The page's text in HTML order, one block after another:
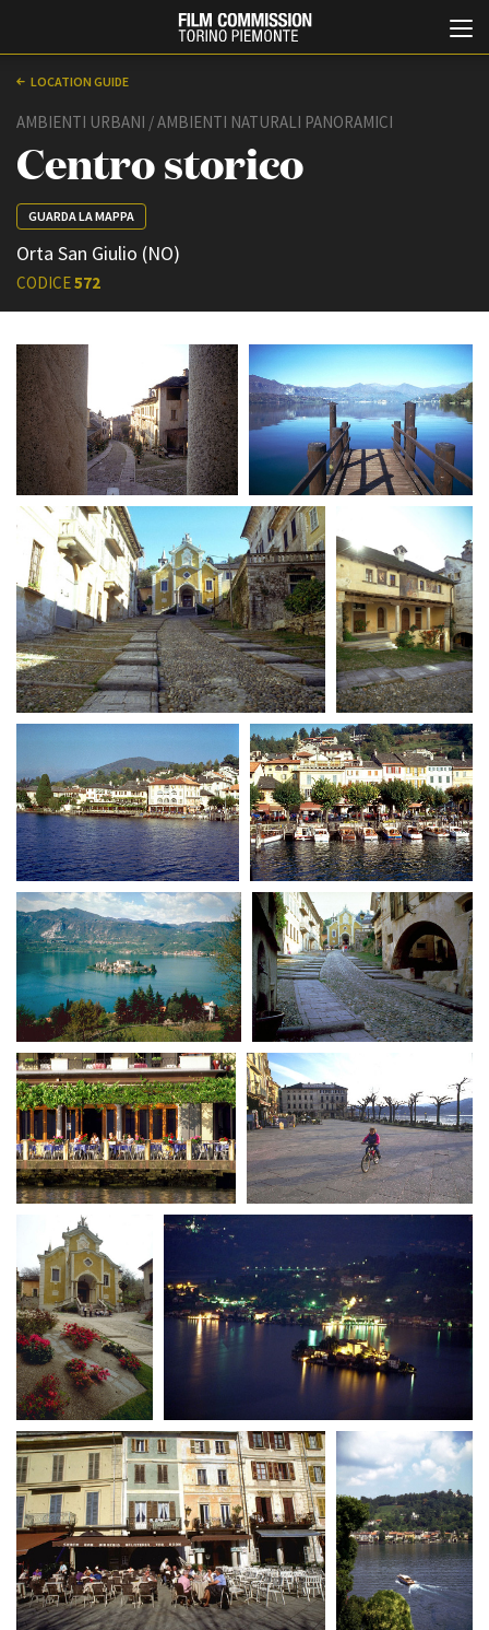
ABOUT
Chi siamo
Storia della Fondazione
Contatti
La sede
Partner
Rete regionale
Bilancio sociale
Amministrazione
trasparente
Bandi e gare
Sostenibilità ambientale
SERVIZI
Servizi generali
Spazi nella sede FCTP
Sala Casting
Sala Paolo Tenna
FILM FUNDS
Piemonte Film Tv Fund
Piemonte Film Tv
Development Fund
Piemonte Doc Film Fund
Short Film Fund
PRODUCTION GUIDE
Società di produzione
Strutture di servizio
Professionisti
Attrici-Attori
Beginners
LOCATION GUIDE
FILM DATABASE
BOOK DATABASE
NEWS
CASTING
EVENTI, SPECIALI
Anteprime in Piemonte
TFI Torino Film Industry -
Production Days
Avenue Cove - Erasmus +
Guarda che storia!
La Grazia - Immagini e
location della Torino di Paolo
Sorrentino
Open Day
Ciak in TOur!
FESTIVAL, MARKETS,
AWARDS
International Film Festival
Rotterdam
Berlinale Internationalen
Filmfestspiele Berlin
Festival de Cannes
Biografilm Festival - Bio to B
Industry Days
Locarno Film Festival
Mostra Internazionale d’Arte
Cinematografica Venezia
Toronto International Film
Festival
Festa del Cinema di Roma
Torino Film Festival
David di Donatello
Nastri d’Argento
Premio Solinas
STRUMENTI
Location - Accedi al tuo
profilo
Location - Nuovo utente
Lavora con noi
Stage - Tirocini - Scuola e
Lavoro
Elenco Operatori Economici
per affidamento lavori in
economia
Amministrazione trasparente
Bandi e gare
Contatti
Privacy
LOCATION GUIDE
AMBIENTI URBANI / AMBIENTI NATURALI PANORAMICI
Centro storico
GUARDA LA MAPPA
Orta San Giulio (NO)
CODICE572